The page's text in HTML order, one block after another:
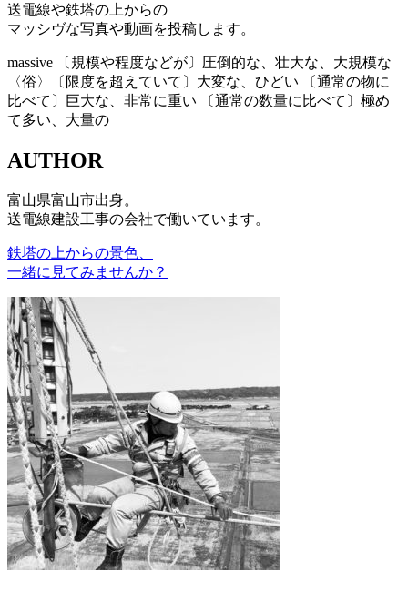
送電線や鉄塔の上からの
マッシヴな写真や動画を投稿します。
massive 〔規模や程度などが〕圧倒的な、壮大な、大規模な
〈俗〉〔限度を超えていて〕大変な、ひどい 〔通常の物に
比べて〕巨大な、非常に重い 〔通常の数量に比べて〕極め
て多い、大量の
AUTHOR
富山県富山市出身。
送電線建設工事の会社で働いています。
鉄塔の上からの景色、
一緒に見てみませんか？